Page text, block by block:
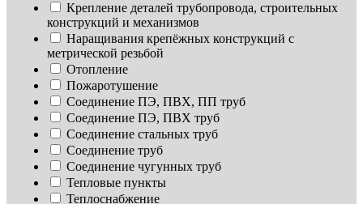
Крепление деталей трубопровода, строительных
конструкций и механизмов
Наращивания крепёжных конструкций с
метрической резьбой
Отопление
Пожаротушение
Соединение ПЭ, ПВХ, ПП труб
Соединение ПЭ, ПВХ труб
Соединение стальных труб
Соединение труб
Соединение чугунных труб
Тепловые пункты
Теплоснабжение